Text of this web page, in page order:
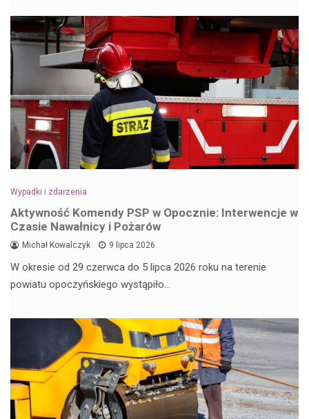
Wypadki i zdarzenia
Aktywność Komendy PSP w Opocznie: Interwencje w
Czasie Nawałnicy i Pożarów
Michał Kowalczyk 9 lipca 2026
W okresie od 29 czerwca do 5 lipca 2026 roku na terenie
powiatu opoczyńskiego wystąpiło…